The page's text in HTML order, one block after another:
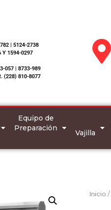
| 5124-2738
Y 1594-0297
057 | 8733-989
(228) 810-8077
Equipo de
Preparación
Vajilla
Inicio /